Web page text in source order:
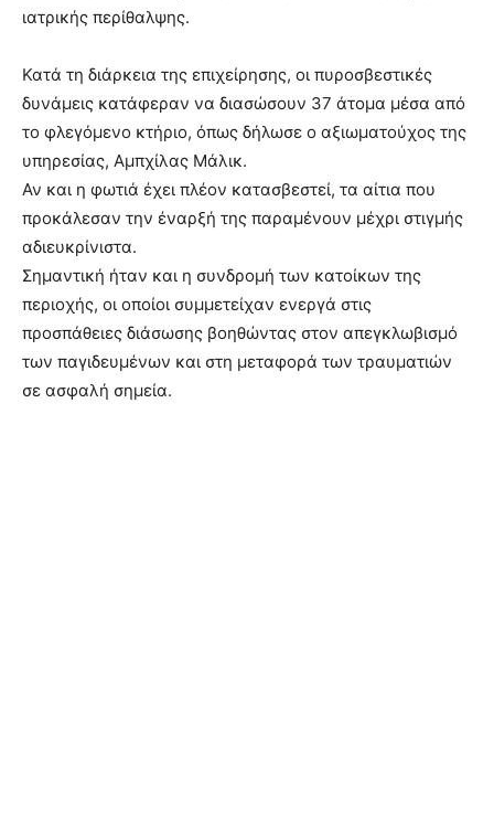
ιατρικής περίθαλψης.
Κατά τη διάρκεια της επιχείρησης, οι πυροσβεστικές
δυνάμεις κατάφεραν να διασώσουν 37 άτομα μέσα από
το φλεγόμενο κτήριο, όπως δήλωσε ο αξιωματούχος της
υπηρεσίας, Αμπχίλας Μάλικ.
Αν και η φωτιά έχει πλέον κατασβεστεί, τα αίτια που
προκάλεσαν την έναρξή της παραμένουν μέχρι στιγμής
αδιευκρίνιστα.
Σημαντική ήταν και η συνδρομή των κατοίκων της
περιοχής, οι οποίοι συμμετείχαν ενεργά στις
προσπάθειες διάσωσης βοηθώντας στον απεγκλωβισμό
των παγιδευμένων και στη μεταφορά των τραυματιών
σε ασφαλή σημεία.